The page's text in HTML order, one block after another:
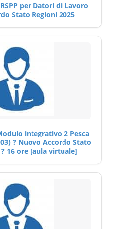
per Datori di Lavoro
Stato Regioni 2025
integrativo 2 Pesca
? Nuovo Accordo Stato
? 16 ore [aula virtuale]